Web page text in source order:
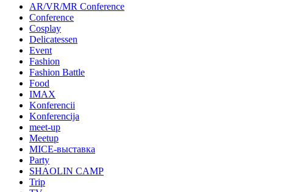
AR/VR/MR Conference
Conference
Cosplay
Delicatessen
Event
Fashion
Fashion Battle
Food
IMAX
Konferencii
Konferencija
meet-up
Meetup
MICE-выставка
Party
SHAOLIN CAMP
Trip